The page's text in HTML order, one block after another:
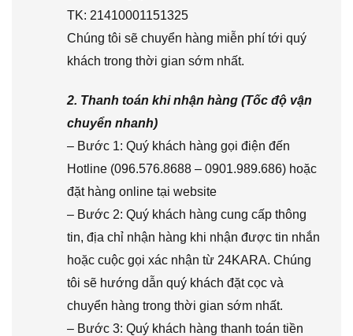
TK: 21410001151325
Chúng tôi sẽ chuyển hàng miễn phí tới quý
khách trong thời gian sớm nhất.
2. Thanh toán khi nhận hàng (Tốc độ vận
chuyển nhanh)
– Bước 1: Quý khách hàng gọi điện đến
Hotline (096.576.8688 – 0901.989.686) hoặc
đặt hàng online tại website
– Bước 2: Quý khách hàng cung cấp thông
tin, địa chỉ nhận hàng khi nhận được tin nhắn
hoặc cuộc gọi xác nhận từ 24KARA. Chúng
tôi sẽ hướng dẫn quý khách đặt cọc và
chuyển hàng trong thời gian sớm nhất.
– Bước 3: Quý khách hàng thanh toán tiền